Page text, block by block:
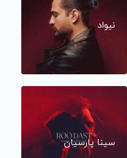
نیواد
سینا پارسیان